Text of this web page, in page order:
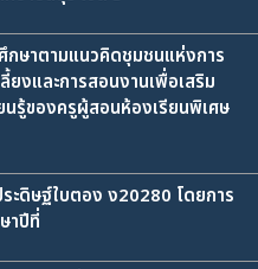
กษาตามแนวคิดชุมชนแห่งการ
ยงและการสอนงานเพื่อเสริม
นรู้ของครูผู้สอนห้องเรียนพิเศษ
ะดิษฐ์ใบตอง ง20280 โดยการ
าปีที่